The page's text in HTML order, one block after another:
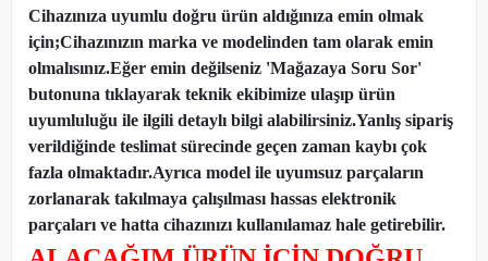
Cihazınıza uyumlu doğru ürün aldığınıza emin olmak
için;Cihazınızın marka ve modelinden tam olarak emin
olmalısınız.Eğer emin değilseniz 'Mağazaya Soru Sor'
butonuna tıklayarak teknik ekibimize ulaşıp ürün
uyumluluğu ile ilgili detaylı bilgi alabilirsiniz.Yanlış sipariş
verildiğinde teslimat sürecinde geçen zaman kaybı çok
fazla olmaktadır.Ayrıca model ile uyumsuz parçaların
zorlanarak takılmaya çalışılması hassas elektronik
parçaları ve hatta cihazınızı kullanılamaz hale getirebilir.